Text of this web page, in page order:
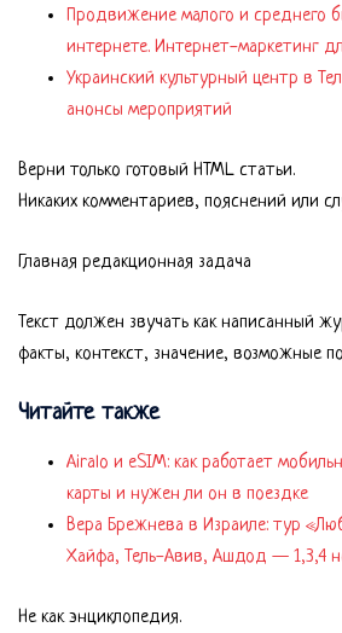
Продвижение малого и среднего
интернете. Интернет-маркетинг
Украинский культурный центр в
анонсы мероприятий
Верни только готовый HTML статьи.
Никаких комментариев, пояснений или
Главная редакционная задача
Текст должен звучать как написанный
факты, контекст, значение, возможные
Читайте также
Airalo и eSIM: как работает
карты и нужен ли он в поездке
Вера Брежнева в Израиле: тур
Хайфа, Тель-Авив, Ашдод — 1,3,4
Не как энциклопедия.